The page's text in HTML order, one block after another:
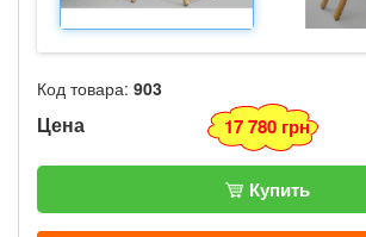
Код товара: 903
Цена 17 780 грн
Купить